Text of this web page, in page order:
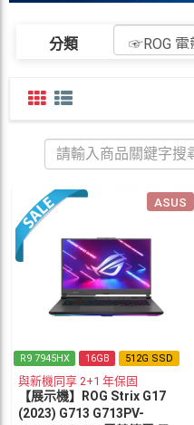
分類
ASUS
R9 7945HX 16GB 512G SSD
與新機同享 2+1 年保固
【展示機】ROG Strix G17
(2023) G713 G713PV-